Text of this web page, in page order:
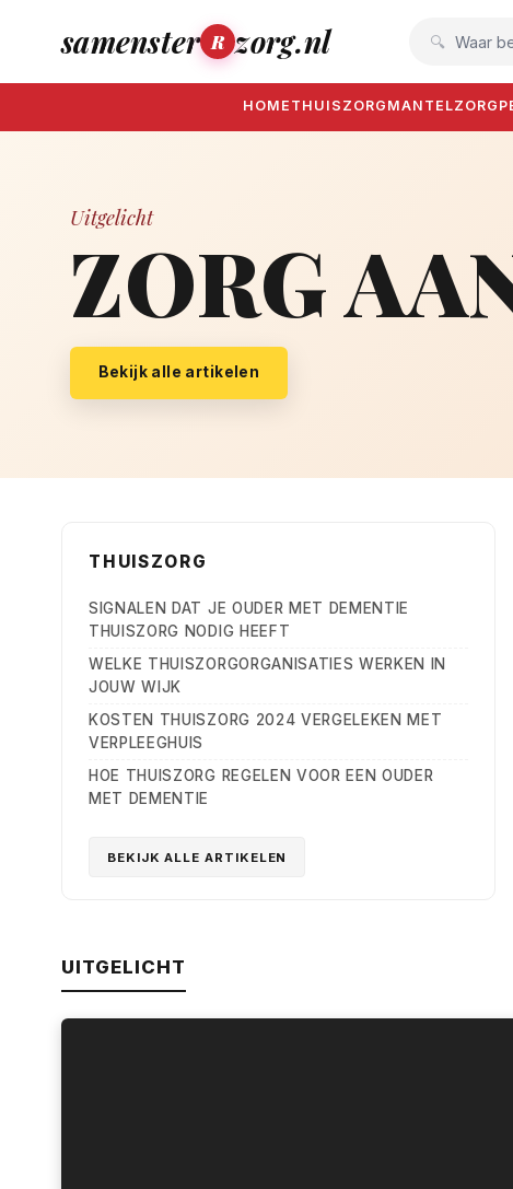
samenster R zorg.nl Waar
HOME THUISZORG MANTELZORG
Uitgelicht
ZORG
Bekijk alle artikelen
THUISZORG
SIGNALEN DAT JE OUDER MET DEMENTIE
THUISZORG NODIG HEEFT
WELKE THUISZORGORGANISATIES WERKEN IN
JOUW WIJK
KOSTEN THUISZORG 2024 VERGELEKEN MET
VERPLEEGHUIS
HOE THUISZORG REGELEN VOOR EEN OUDER
MET DEMENTIE
BEKIJK ALLE ARTIKELEN
UITGELICHT